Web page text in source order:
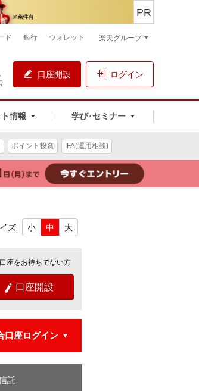
口座開設 ログイン
情報 学び･セミナー
PR
ド 銀行 ウォレット 楽天グループ
ポイント投資 IFA(運用相談)
ズ 小 中 大
座をお持ちでない方
 口座開設
口座ログイン
託